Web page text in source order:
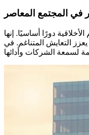
في المجتمع المعاصر
دورًا أساسيًا. إنها
يعزز التعايش المتناغم. في